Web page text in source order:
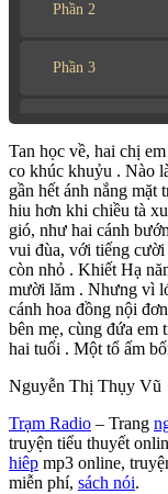
Phần 2
Phần 3
Phần Cuối
Tan học về, hai chị
co khúc khuỷu . Nào
gần hết ánh nắng mặt
hiu hơn khi chiều tà
gió, như hai cánh
vui đùa, với tiếng
còn nhỏ . Khiết Hạ
mười lăm . Nhưng vì
cánh hoa đồng nội
bên mẹ, cùng đứa
hai tuổi . Một tổ ấm
Nguyễn Thị Thụy Vũ
Trạm Radio – Trang
truyện tiểu thuyết
hiêp mp3 online,
miễn phí, sách nói.